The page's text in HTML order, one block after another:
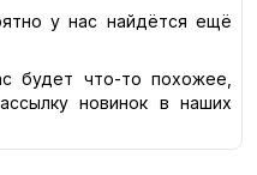
у нас найдётся ещё
будет что-то похожее,
новинок в наших